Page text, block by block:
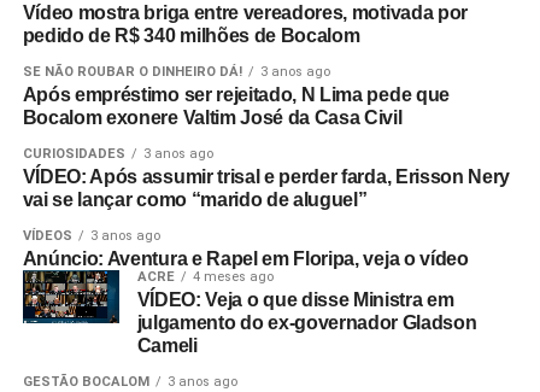
Vídeo mostra briga entre vereadores, motivada por
pedido de R$ 340 milhões de Bocalom
SE NÃO ROUBAR O DINHEIRO DÁ! 3 anos ago
Após empréstimo ser rejeitado, N Lima pede que
Bocalom exonere Valtim José da Casa Civil
CURIOSIDADES 3 anos ago
VÍDEO: Após assumir trisal e perder farda, Erisson Nery
vai se lançar como “marido de aluguel”
VÍDEOS 3 anos ago
Anúncio: Aventura e Rapel em Floripa, veja o vídeo
ACRE 4 meses ago
VÍDEO: Veja o que disse Ministra em
julgamento do ex-governador Gladson
Cameli
GESTÃO BOCALOM 3 anos ago